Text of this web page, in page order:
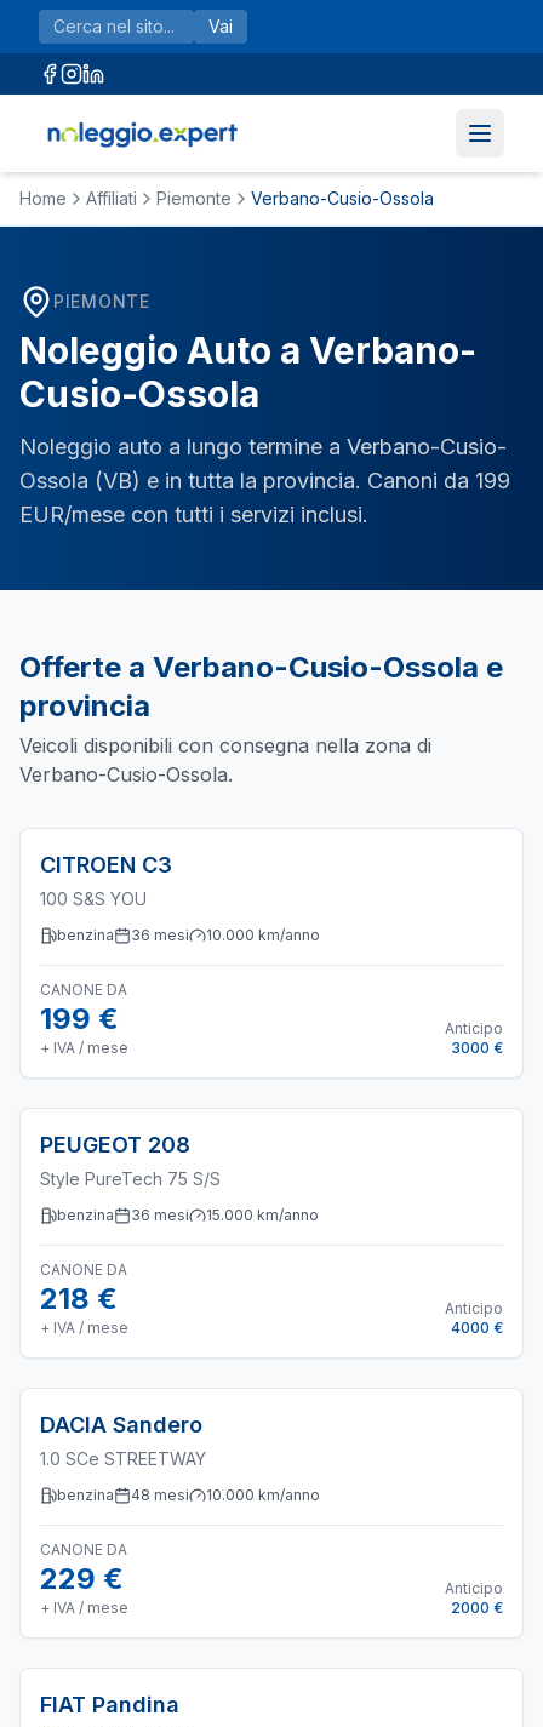
Vai al contenuto principale
Vai
Home Affiliati Piemonte Verbano-Cusio-Ossola
PIEMONTE
Noleggio Auto a Verbano-
Cusio-Ossola
Noleggio auto a lungo termine a Verbano-Cusio-
Ossola (VB) e in tutta la provincia. Canoni da 199
EUR/mese con tutti i servizi inclusi.
Offerte a Verbano-Cusio-Ossola e
provincia
Veicoli disponibili con consegna nella zona di
Verbano-Cusio-Ossola.
CITROEN C3
100 S&S YOU
benzina 36 mesi 10.000 km/anno
CANONE DA
199 €
+ IVA / mese
Anticipo
3000 €
PEUGEOT 208
Style PureTech 75 S/S
benzina 36 mesi 15.000 km/anno
CANONE DA
218 €
+ IVA / mese
Anticipo
4000 €
DACIA Sandero
1.0 SCe STREETWAY
benzina 48 mesi 10.000 km/anno
CANONE DA
229 €
+ IVA / mese
Anticipo
2000 €
FIAT Pandina